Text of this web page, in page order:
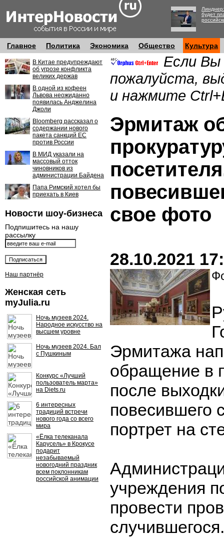
будет
Главное Политика Экономика Общество Культура
В Китае предупреждают
об угрозе конфликта
великих держав
В одной из кофеен
Львова неожиданно
появилась Анджелина
Джоли
Bloomberg рассказал о
содержании нового
пакета санкций ЕС
против России
В МИД указали на
массовый отток
чиновников из
администрации Байдена
Папа Римский хотел бы
приехать в Киев
Новости шоу-бизнеса
Подпишитесь на нашу
рассылку
Наш партнёр
Женская сеть
myJulia.ru
Ночь музеев 2024.
Народное искусство на
высшем уровне
Ночь музеев 2024. Бал
с Пушкиным
Конкурс «Лучший
пользователь марта»
на Diets.ru
6 интересных
традиций встречи
нового года со всего
мира
«Ёлка телеканала
Карусель» в Крокусе
подарит
незабываемый
новогодний праздник
всем поклонникам
российской анимации
Если Вы
пожалуйста,
и нажмите
Эрмитаж
свое фото
28.10.2021
Эрмитажа
обращение в
после
повесившего
портрет на
учреждения
провести
случившегося.